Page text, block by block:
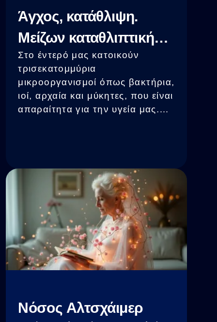
Άγχος, κατάθλιψη.
Μείζων καταθλιπτική
διαταραχή
Στο έντερό μας κατοικούν
τρισεκατομμύρια
μικροοργανισμοί όπως βακτήρια,
ιοί, αρχαία και μύκητες, που είναι
απαραίτητα για την υγεία μας.
μείζονος καταθλιπτικής
διαταραχής. Αλλαγές στο
μικροβίωμα, γνωστές ως
δυσβίωση, μπορεί να
επηρεάσουν την κατάθλιψη,
παρότι δεν υπάρχει ακόμη
κάποια συγκεκριμένη σχέση
αιτίας και αποτελέσματος
Νόσος Αλτσχάιμερ